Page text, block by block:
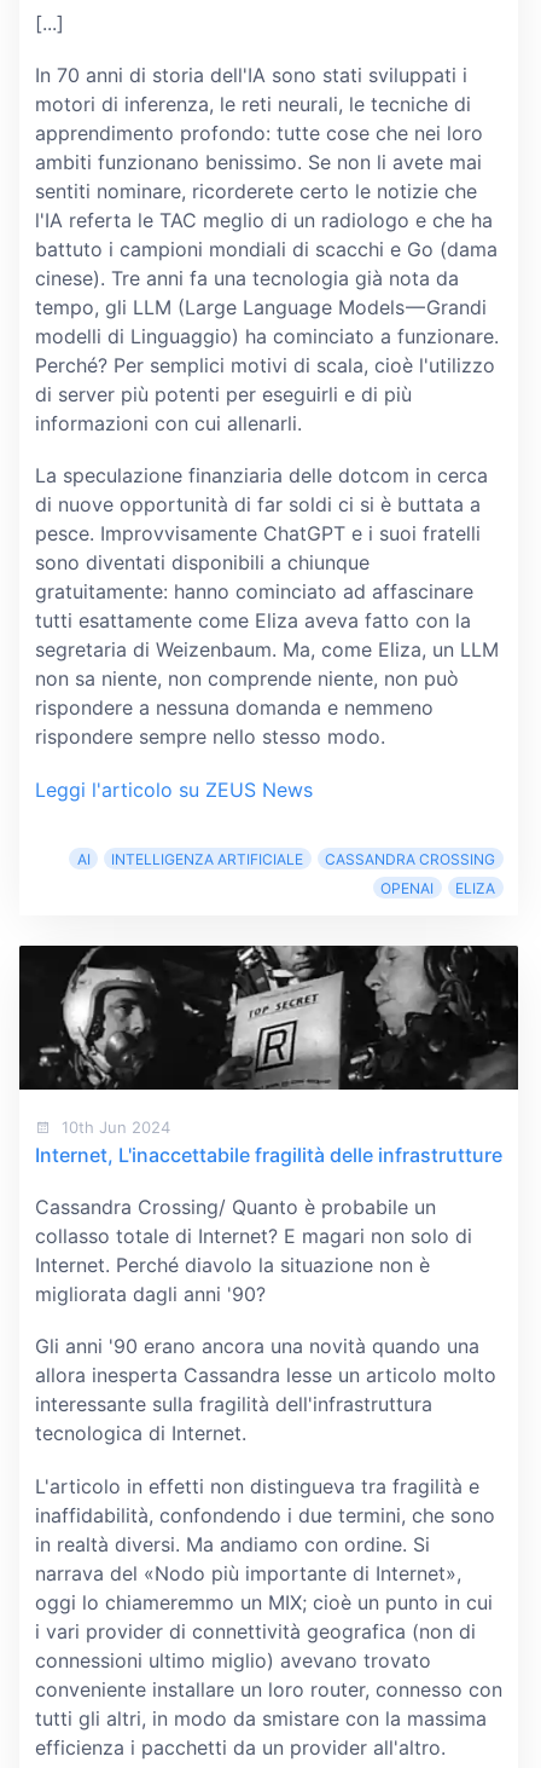
[...]
In 70 anni di storia dell'IA sono stati sviluppati i
motori di inferenza, le reti neurali, le tecniche di
apprendimento profondo: tutte cose che nei loro
ambiti funzionano benissimo. Se non li avete mai
sentiti nominare, ricorderete certo le notizie che
l'IA referta le TAC meglio di un radiologo e che ha
battuto i campioni mondiali di scacchi e Go (dama
cinese). Tre anni fa una tecnologia già nota da
tempo, gli LLM (Large Language Models — Grandi
modelli di Linguaggio) ha cominciato a funzionare.
Perché? Per semplici motivi di scala, cioè l'utilizzo
di server più potenti per eseguirli e di più
informazioni con cui allenarli.
La speculazione finanziaria delle dotcom in cerca
di nuove opportunità di far soldi ci si è buttata a
pesce. Improvvisamente ChatGPT e i suoi fratelli
sono diventati disponibili a chiunque
gratuitamente: hanno cominciato ad affascinare
tutti esattamente come Eliza aveva fatto con la
segretaria di Weizenbaum. Ma, come Eliza, un LLM
non sa niente, non comprende niente, non può
rispondere a nessuna domanda e nemmeno
rispondere sempre nello stesso modo.
Leggi l'articolo su ZEUS News
AI INTELLIGENZA ARTIFICIALE
CASSANDRA CROSSING
OPENAI
ELIZA
10th Jun 2024
Internet, L'inaccettabile fragilità delle infrastrutture
Cassandra Crossing/ Quanto è probabile un
collasso totale di Internet? E magari non solo di
Internet. Perché diavolo la situazione non è
migliorata dagli anni '90?
Gli anni '90 erano ancora una novità quando una
allora inesperta Cassandra lesse un articolo molto
interessante sulla fragilità dell'infrastruttura
tecnologica di Internet.
L'articolo in effetti non distingueva tra fragilità e
inaffidabilità, confondendo i due termini, che sono
in realtà diversi. Ma andiamo con ordine. Si
narrava del «Nodo più importante di Internet»,
oggi lo chiameremmo un MIX; cioè un punto in cui
i vari provider di connettività geografica (non di
connessioni ultimo miglio) avevano trovato
conveniente installare un loro router, connesso con
tutti gli altri, in modo da smistare con la massima
efficienza i pacchetti da un provider all'altro.